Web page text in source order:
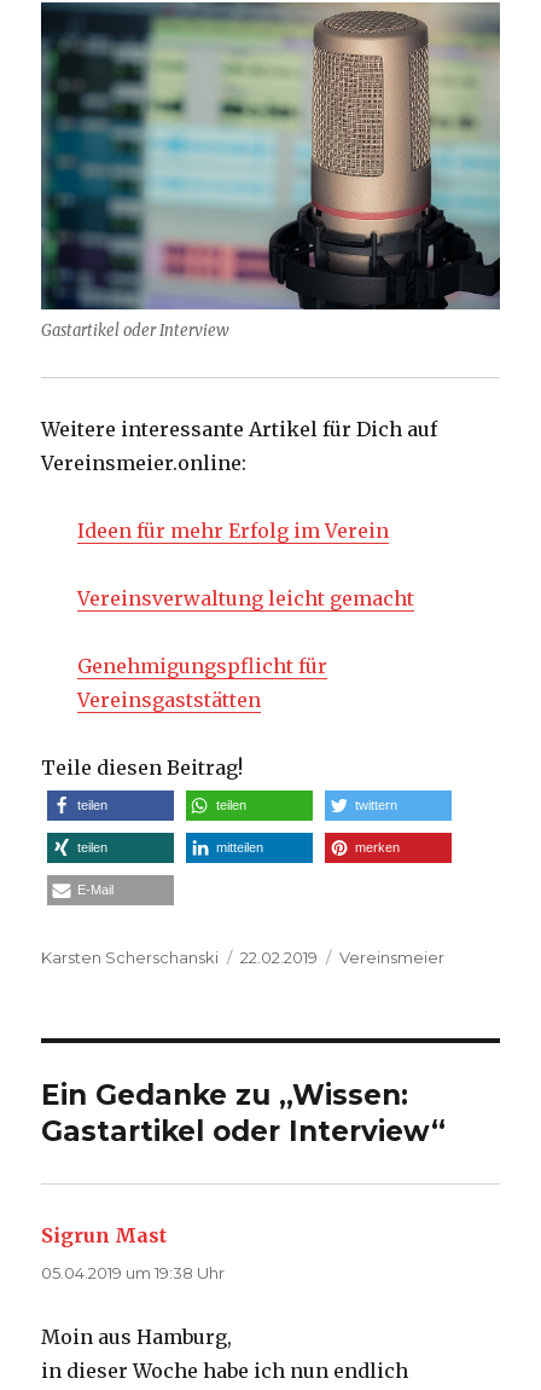
Gastartikel oder Interview
Weitere interessante Artikel für Dich auf
Vereinsmeier.online:
Ideen für mehr Erfolg im Verein
Vereinsverwaltung leicht gemacht
Genehmigungspflicht für
Vereinsgaststätten
Teile diesen Beitrag!
teilen teilen twittern
teilen mitteilen merken
E-Mail
Autor
Karsten Scherschanski
Veröffentlicht
22.02.2019 Kategorien
Vereinsmeier
Ein Gedanke zu „Wissen:
Gastartikel oder Interview“
Sigrun Mast
05.04.2019 um 19:38 Uhr
Moin aus Hamburg,
in dieser Woche habe ich nun endlich